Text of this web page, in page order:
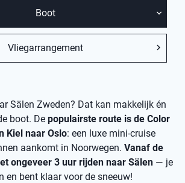
Boot
Vliegarrangement
Sälen Zweden? Dat kan makkelijk én
boot. De populairste route is de Color
Kiel naar Oslo: een luxe mini-cruise
aankomt in Noorwegen. Vanaf de
ongeveer 3 uur rijden naar Sälen — je
en bent klaar voor de sneeuw!